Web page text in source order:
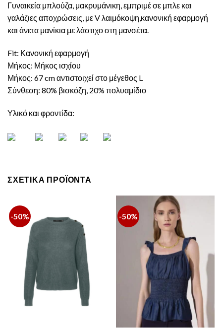
Γυναικεία μπλούζα, μακρυμάνικη, εμπριμέ σε μπλε και
γαλάζιες αποχρώσεις, με V λαιμόκοψη,κανονική εφαρμογή
και άνετα μανίκια με λάστιχο στη μανσέτα.
Fit: Κανονική εφαρμογή
Μήκος: Μήκος ισχίου
Μήκος: 67 cm αντιστοιχεί στο μέγεθος L
Σύνθεση: 80% βισκόζη, 20% πολυαμίδιο
Υλικό και φροντίδα:
ΣΧΕΤΙΚΆ ΠΡΟΪΌΝΤΑ
-50% -50%